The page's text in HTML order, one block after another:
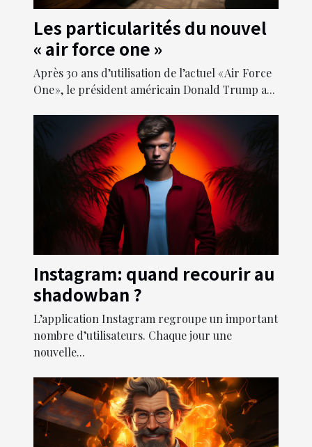
Les particularités du nouvel
« air force one »
Après 30 ans d’utilisation de l’actuel « Air Force
One », le président américain Donald Trump a...
Instagram: quand recourir au
shadowban ?
L’application Instagram regroupe un important
nombre d’utilisateurs. Chaque jour une
nouvelle...